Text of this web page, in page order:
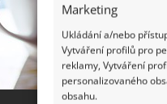
Marketing
Ukládání a/nebo
Vytváření profilů pro
reklamy, Vytváření
personalizovaného
obsahu.